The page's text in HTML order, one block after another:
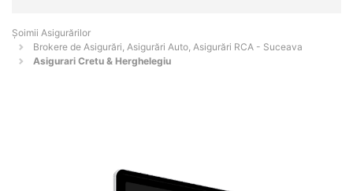
Șoimii Asigurărilor
Brokere de Asigurări, Asigurări Auto, Asigurări RCA - Suceava
Asigurari Cretu & Herghelegiu